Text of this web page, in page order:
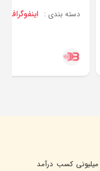
دسته بندی : اینفوگرافیک
کسب درآمد